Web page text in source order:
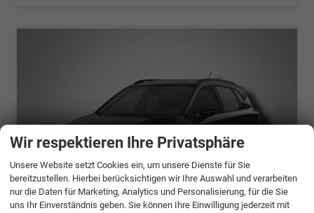
Wir respektieren Ihre Privatsphäre
Unsere Website setzt Cookies ein, um unsere Dienste für Sie
bereitzustellen. Hierbei berücksichtigen wir Ihre Auswahl und verarbeiten
nur die Daten für Marketing, Analytics und Personalisierung, für die Sie
uns Ihr Einverständnis geben. Sie können Ihre Einwilligung jederzeit mit